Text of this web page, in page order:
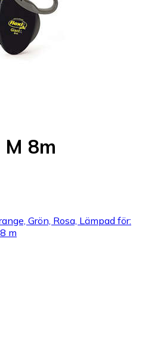
M 8m
Grön, Rosa, Lämpad för:
m